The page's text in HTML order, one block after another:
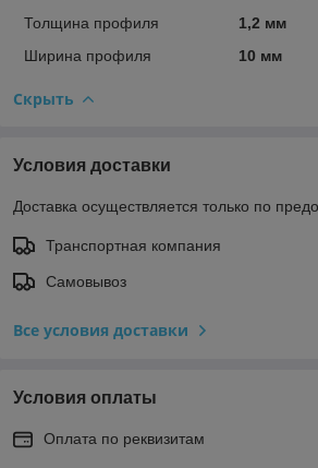
Толщина профиля
1,2 мм
Ширина профиля
10 мм
Скрыть
Условия доставки
Доставка осуществляется только по
Транспортная компания
Самовывоз
Все условия доставки
Условия оплаты
Оплата по реквизитам